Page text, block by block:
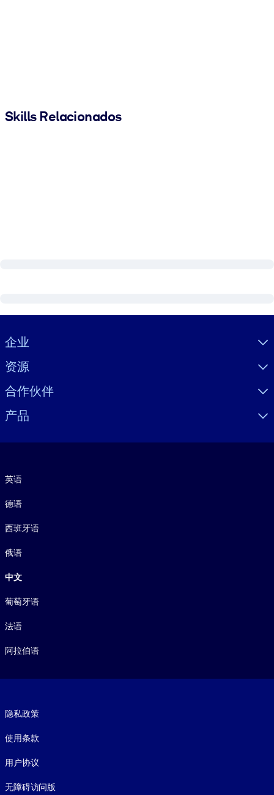
Skills Relacionados
Visually hidden Text
企业
资源
合作伙伴
产品
英语
德语
西班牙语
俄语
中文
葡萄牙语
法语
阿拉伯语
隐私政策
使用条款
用户协议
无障碍访问版